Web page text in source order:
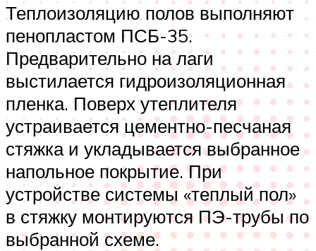
Теплоизоляцию полов выполняют
пенопластом ПСБ-35.
Предварительно на лаги
выстилается гидроизоляционная
пленка. Поверх утеплителя
устраивается цементно-песчаная
стяжка и укладывается выбранное
напольное покрытие. При
устройстве системы «теплый пол»
в стяжку монтируются ПЭ-трубы по
выбранной схеме.